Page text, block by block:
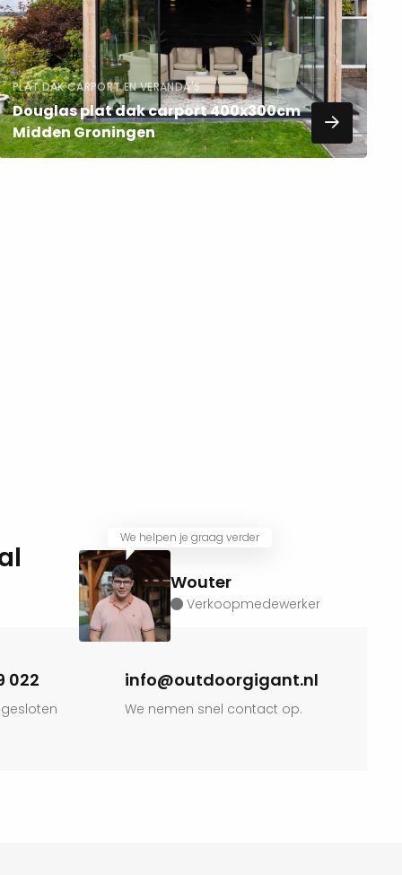
PLAT DAK CARPORT EN VERANDA'S
Douglas plat dak carport 400x300cm
Midden Groningen
We helpen je graag verder
Wouter
Verkoopmedewerker
022 info@outdoorgigant.nl
We nemen snel contact op.